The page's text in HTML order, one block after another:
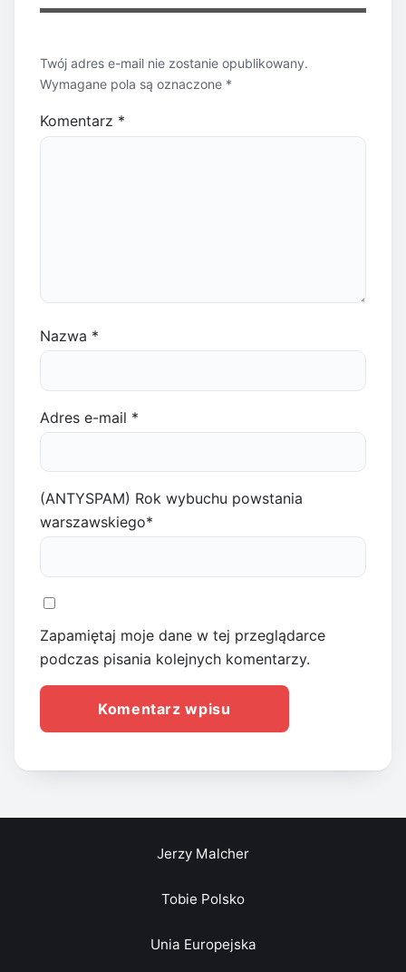
Twój adres e-mail nie zostanie opublikowany.
Wymagane pola są oznaczone *
Komentarz *
Nazwa *
Adres e-mail *
(ANTYSPAM) Rok wybuchu powstania
warszawskiego*
Zapamiętaj moje dane w tej przeglądarce
podczas pisania kolejnych komentarzy.
Jerzy Malcher
Tobie Polsko
Unia Europejska